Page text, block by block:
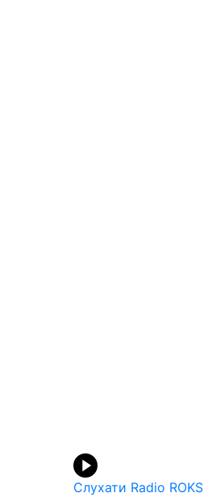
Слухати Radio ROKS